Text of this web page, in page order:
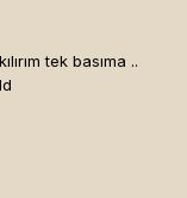
tek basıma ..